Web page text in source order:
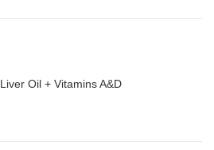
Oil + Vitamins A&D